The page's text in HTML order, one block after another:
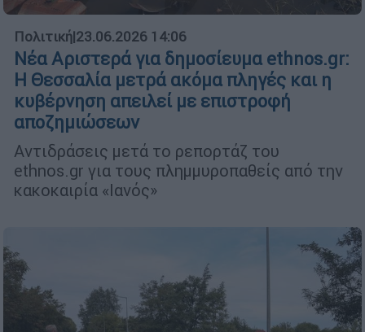
Πολιτική|23.06.2026 14:06
Νέα Αριστερά για δημοσίευμα ethnos.gr:
Η Θεσσαλία μετρά ακόμα πληγές και η
κυβέρνηση απειλεί με επιστροφή
αποζημιώσεων
Αντιδράσεις μετά το ρεπορτάζ του
ethnos.gr για τους πλημμυροπαθείς από την
κακοκαιρία «Ιανός»